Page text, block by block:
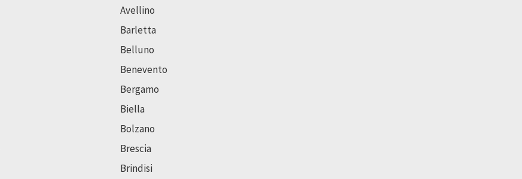
Avellino
Barletta
Belluno
Benevento
Bergamo
Biella
Bolzano
Brescia
Brindisi